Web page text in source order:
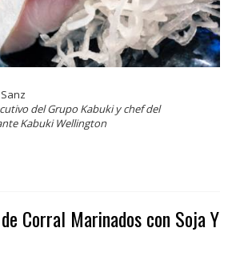
del Grupo Kabuki y chef del
Kabuki Wellington
Corral Marinados con Soja Y